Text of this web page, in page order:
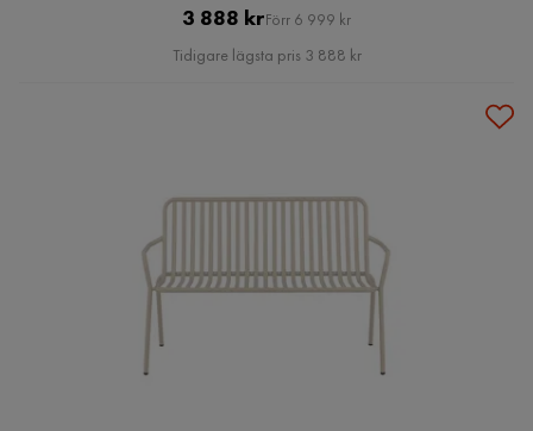
Pris
3 888 krOriginal
Pris
Förr 6 999 kr
Tidigare lägsta pris 3 888 kr